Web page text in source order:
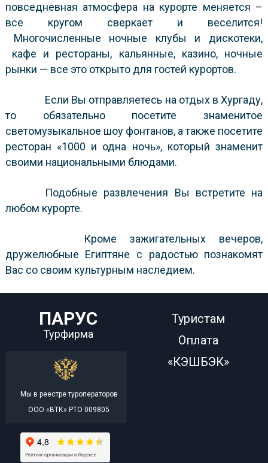
повседневная атмосфера на курорте меняется –
все кругом сверкает и веселится!
Многочисленные ночные клубы и дискотеки,
кафе и рестораны, кальянные, казино, ночные
рынки — все это открыто для гостей курортов.
Если Вы отправляетесь на отдых в Хургаду,
то обязательно посетите знаменитое
светомузыкальное шоу фонтанов, а также посетите
ресторан «1000 и одна ночь», который знаменит
своими национальными блюдами.
Подобные развлечения Вы встретите на
любом курорте.
Кроме зажигательных вечеров,
дружелюбные Египтяне с радостью познакомят
Вас со своим культурным наследием.
ПАРУС
Турфирма
Мы в реестре туроператоров
ООО «ВТК» РТО 009805
Туристам
Оплата
«КЭШБЭК»